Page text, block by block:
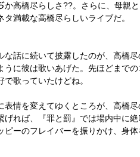
か高橋尽らしさ??。さらに、母親
タ満載な高橋尽らしいライブだ。
な話に続いて披露したのが、高橋
うに彼は歌いあげた。先ほどまで
で歌っていたけどね。
表情を変えてゆくところが、高橋
げれば、『罪と罰』では場内中に
ピーのフレイバーを振りかけ、身